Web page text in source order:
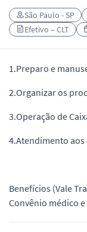
São Paulo - SP
Efetivo – CLT
1.Preparo e
2.Organizar os
3.Operação de
4.Atendimento aos
Benefícios (Vale
Convênio médico